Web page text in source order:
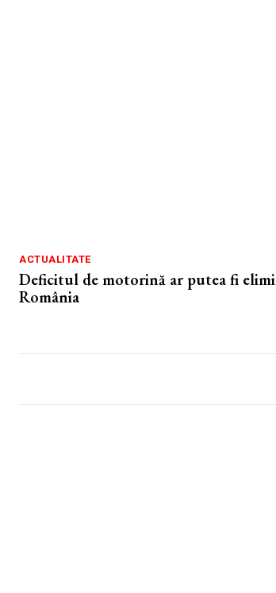
ACTUALITATE
Deficitul de motorină ar putea fi
România